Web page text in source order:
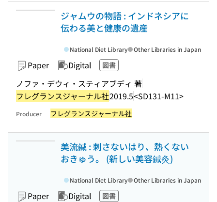
ジャムウの物語 : インドネシアに
伝わる美と健康の遺産
Paper Digital 図書
ノファ・デウィ・スティアブディ 著
フレグランスジャーナル社2019.5<SD131-M11>
National Diet Library Other Libraries in Japan
Producer フレグランスジャーナル社
美流鍼 : 刺さないはり、熱くない
おきゅう。 (新しい美容鍼灸)
Paper Digital 図書
National Diet Library Other Libraries in Japan